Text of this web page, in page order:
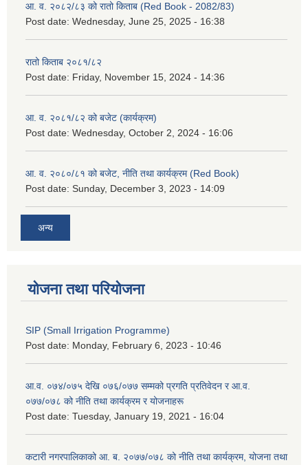
आ. व. २०८२/८३ को रातो किताब (Red Book - 2082/83)
Post date: Wednesday, June 25, 2025 - 16:38
रातो किताब २०८१/८२
Post date: Friday, November 15, 2024 - 14:36
आ. व. २०८१/८२ को बजेट (कार्यक्रम)
Post date: Wednesday, October 2, 2024 - 16:06
आ. व. २०८०/८१ को बजेट, नीति तथा कार्यक्रम (Red Book)
Post date: Sunday, December 3, 2023 - 14:09
अन्य
योजना तथा परियोजना
SIP (Small Irrigation Programme)
Post date: Monday, February 6, 2023 - 10:46
आ.व. ०७४/०७५ देखि ०७६/०७७ सम्मको प्रगति प्रतिवेदन र आ.व.
०७७/०७८ को नीति तथा कार्यक्रम र योजनाहरू
Post date: Tuesday, January 19, 2021 - 16:04
कटारी नगरपालिकाको आ. ब. २०७७/०७८ को नीति तथा कार्यक्रम, योजना तथा